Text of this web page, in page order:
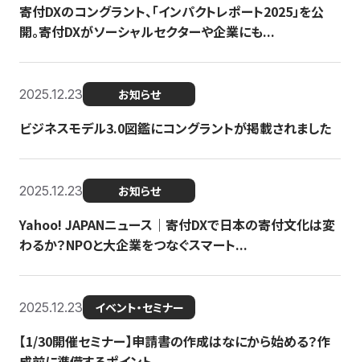
寄付DXのコングラント、「インパクトレポート2025」を公
開。寄付DXがソーシャルセクターや企業にも...
2025.12.23 お知らせ
ビジネスモデル3.0図鑑にコングラントが掲載されました
2025.12.23 お知らせ
Yahoo! JAPANニュース｜寄付DXで日本の寄付文化は変
わるか？NPOと大企業をつなぐスマート...
2025.12.23 イベント・セミナー
【1/30開催セミナー】申請書の作成はなにから始める？作